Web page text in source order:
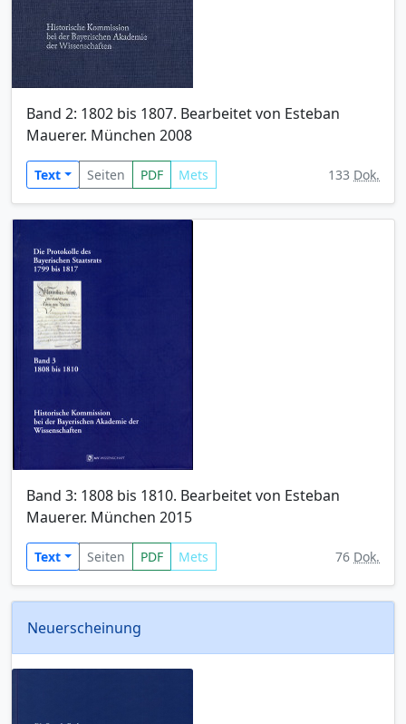
Band 2: 1802 bis 1807. Bearbeitet von Esteban
Mauerer. München 2008
Text Seiten PDF Mets 133 Dok.
Band 3: 1808 bis 1810. Bearbeitet von Esteban
Mauerer. München 2015
Text Seiten PDF Mets 76 Dok.
Neuerscheinung